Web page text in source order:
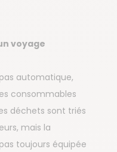
voyage
automatique,
consommables
déchets sont triés
mais la
toujours équipée